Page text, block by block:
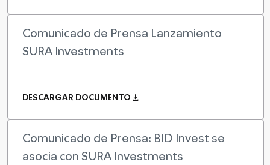
Comunicado de Prensa Lanzamiento
SURA Investments
DESCARGAR DOCUMENTO download
Comunicado de Prensa: BID Invest se
asocia con SURA Investments